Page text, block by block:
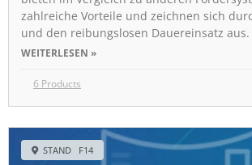
zahlreiche Vorteile und zeichnen sich
und den reibungslosen Dauereinsatz
WEITERLESEN »
6 Products
STAND F14